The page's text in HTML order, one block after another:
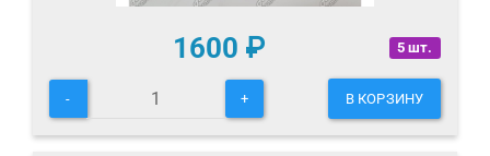
5 шт.
1600 ₽
- + В КОРЗИНУ